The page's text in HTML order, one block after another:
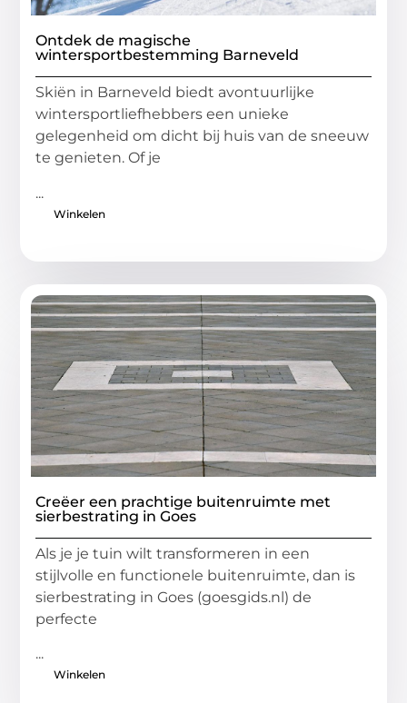
Ontdek de magische
wintersportbestemming Barneveld
Skiën in Barneveld biedt avontuurlijke
wintersportliefhebbers een unieke
gelegenheid om dicht bij huis van de sneeuw
te genieten. Of je
...
Winkelen
Creëer een prachtige buitenruimte met
sierbestrating in Goes
Als je je tuin wilt transformeren in een
stijlvolle en functionele buitenruimte, dan is
sierbestrating in Goes (goesgids.nl) de
perfecte
...
Winkelen